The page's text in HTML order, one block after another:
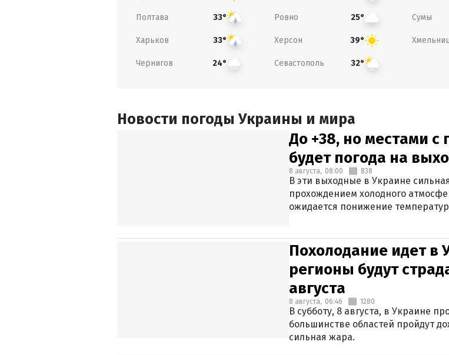
Полтава 33° Ровно 25° Сумы
Харьков 33° Херсон 39°
Чернигов 24° Севастополь 32°
Новости погоды Украины и мира
До +38, но местами
будет погода на
8 августа, 08:00 838
В эти выходные в Украине
прохождением холодного
ожидается понижение
Похолодание идет в
регионы будут
августа
8 августа, 06:46 1280
В субботу, 8 августа, в Украине
большинстве областей пройдут
сильная жара.